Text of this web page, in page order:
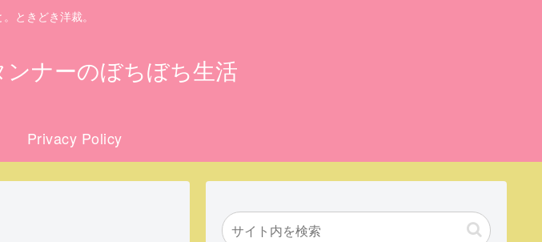
ときどき洋裁。
ナーのぼちぼち生活
Privacy Policy